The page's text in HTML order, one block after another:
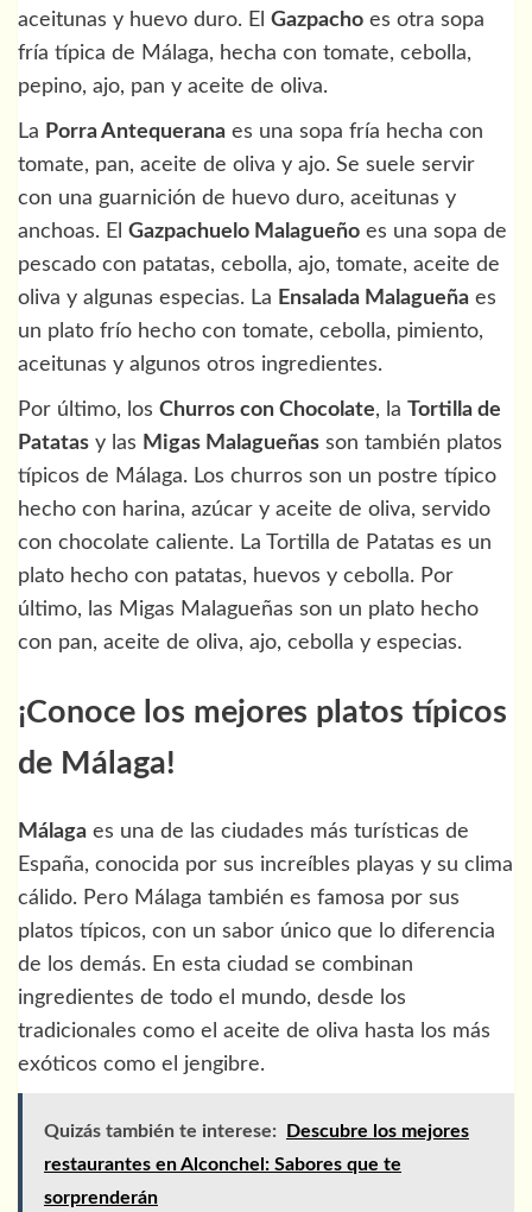
aceitunas y huevo duro. El Gazpacho es otra sopa
fría típica de Málaga, hecha con tomate, cebolla,
pepino, ajo, pan y aceite de oliva.
La Porra Antequerana es una sopa fría hecha con
tomate, pan, aceite de oliva y ajo. Se suele servir
con una guarnición de huevo duro, aceitunas y
anchoas. El Gazpachuelo Malagueño es una sopa de
pescado con patatas, cebolla, ajo, tomate, aceite de
oliva y algunas especias. La Ensalada Malagueña es
un plato frío hecho con tomate, cebolla, pimiento,
aceitunas y algunos otros ingredientes.
Por último, los Churros con Chocolate, la Tortilla de
Patatas y las Migas Malagueñas son también platos
típicos de Málaga. Los churros son un postre típico
hecho con harina, azúcar y aceite de oliva, servido
con chocolate caliente. La Tortilla de Patatas es un
plato hecho con patatas, huevos y cebolla. Por
último, las Migas Malagueñas son un plato hecho
con pan, aceite de oliva, ajo, cebolla y especias.
¡Conoce los mejores platos típicos
de Málaga!
Málaga es una de las ciudades más turísticas de
España, conocida por sus increíbles playas y su clima
cálido. Pero Málaga también es famosa por sus
platos típicos, con un sabor único que lo diferencia
de los demás. En esta ciudad se combinan
ingredientes de todo el mundo, desde los
tradicionales como el aceite de oliva hasta los más
exóticos como el jengibre.
Quizás también te interese:
Descubre los mejores
restaurantes en Alconchel: Sabores que te
sorprenderán